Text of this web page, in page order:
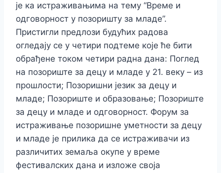
је ка истраживањима на тему “Време и
одговорност у позоришту за младе”.
Пристигли предлози будућих радова
огледају се у четири подтеме које ће бити
обрађене током четири радна дана: Поглед
на позориште за децу и младе у 21. веку – из
прошлости; Позоришни језик за децу и
младе; Позориште и образовање; Позориште
за децу и младе и одговорност. Форум за
истраживање позоришне уметности за децу
и младе је прилика да се истраживачи из
различитих земаља окупе у време
фестивалских дана и изложе своја